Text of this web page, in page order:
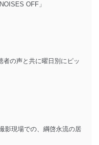
OFF」
者の声と共に曜日別にピッ
影現場での、綱啓永流の居